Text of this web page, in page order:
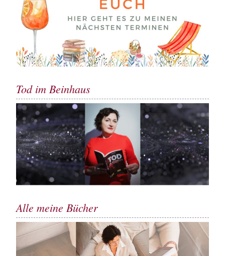
Tod im Beinhaus
Alle meine Bücher